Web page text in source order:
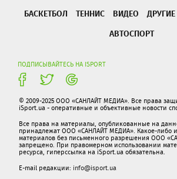
БАСКЕТБОЛ
ТЕННИС ВИДЕО ДРУГИЕ
АВТОСПОРТ
ПОДПИСЫВАЙТЕСЬ НА ISPORT
© 2009-2025 ООО «САНЛАЙТ МЕДИА». Все права
iSport.ua - оперативные и объективные новости
Все права на материалы, опубликованные на
принадлежат ООО «САНЛАЙТ МЕДИА». Какое-либо
материалов без письменного разрешения ООО
запрещено. При правомерном использовании
ресурса, гиперссылка на iSport.ua обязательна.
E-mail редакции: info@isport.ua